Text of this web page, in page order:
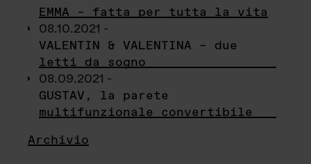
EMMA – fatta per tutta la vita
08.10.2021 -
VALENTIN & VALENTINA – due
letti da sogno
08.09.2021 -
GUSTAV, la parete
multifunzionale convertibile
Archivio